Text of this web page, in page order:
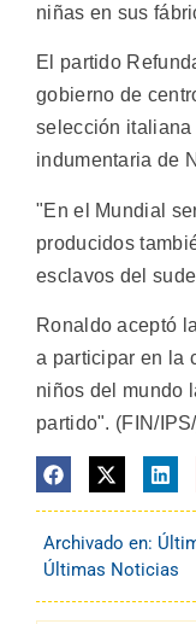
niñas en sus
El partido
gobierno de
selección italiana
indumentaria de
"En el Mundial
producidos
esclavos del
Ronaldo aceptó
a participar en la
niños del mundo
partido". (FIN/
Archivado en:
Últimas Noticias